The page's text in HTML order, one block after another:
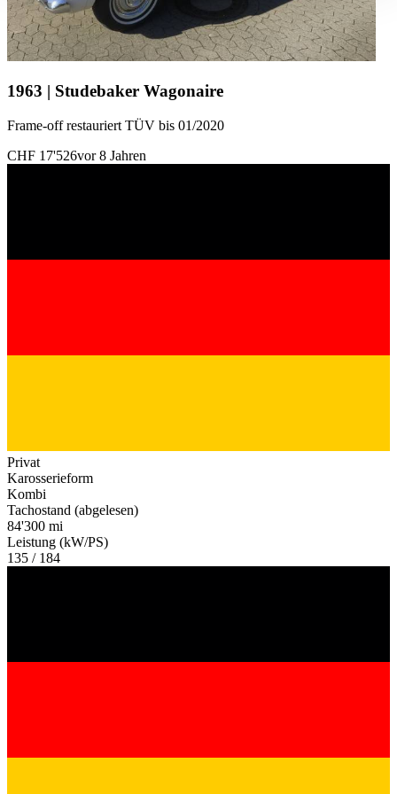
gesammelt haben.Datenschutzerklärung
1963 | Studebaker Wagonaire
Frame-off restauriert TÜV bis 01/2020
CHF 17'526vor 8 Jahren
Privat
Karosserieform
Kombi
Tachostand (abgelesen)
84'300 mi
Leistung (kW/PS)
135 / 184